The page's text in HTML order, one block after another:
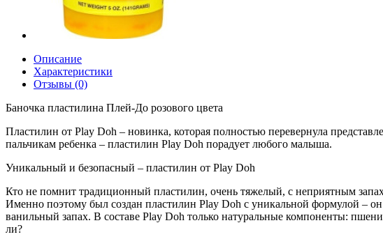
Описание
Характеристики
Отзывы (0)
Баночка пластилина Плей-До розового цвета
Пластилин от Play Doh – новинка, которая полностью перевернула
пальчикам ребенка – пластилин Play Doh порадует любого малыша.
Уникальный и безопасный – пластилин от Play Doh
Кто не помнит традиционный пластилин, очень тяжелый, с неприятным
Именно поэтому был создан пластилин Play Doh с уникальной формулой – он
ванильный запах. В составе Play Doh только натуральные компоненты:
ли?